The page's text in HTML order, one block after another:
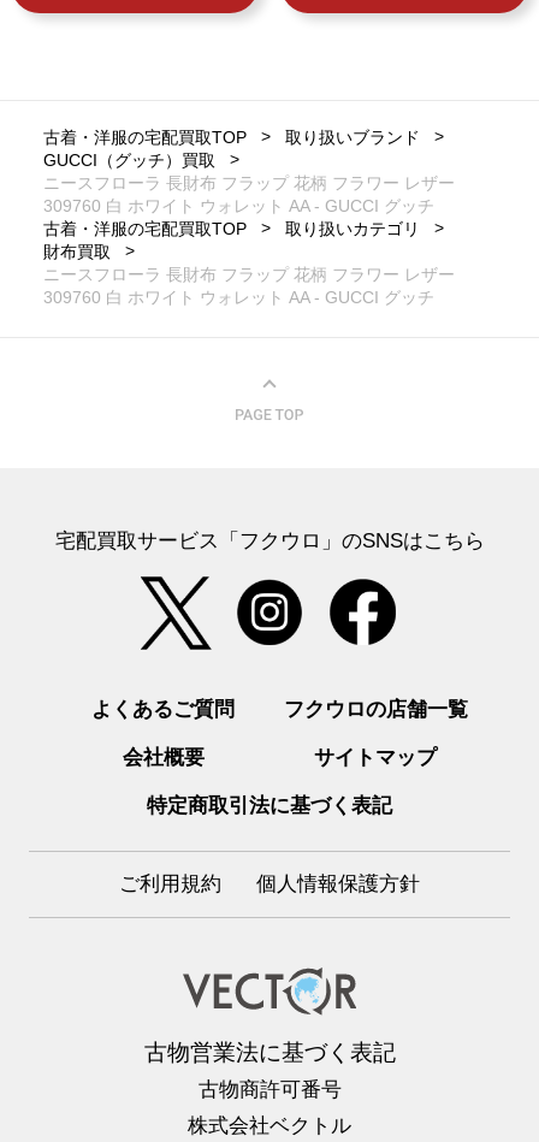
古着・洋服の宅配買取TOP
取り扱いブランド
GUCCI（グッチ）買取
ニースフローラ 長財布 フラップ 花柄 フラワー レザー
309760 白 ホワイト ウォレット AA - GUCCI グッチ
古着・洋服の宅配買取TOP
取り扱いカテゴリ
財布買取
ニースフローラ 長財布 フラップ 花柄 フラワー レザー
309760 白 ホワイト ウォレット AA - GUCCI グッチ
宅配買取サービス「フクウロ」のSNSはこちら
よくあるご質問 フクウロの店舗一覧
会社概要 サイトマップ
特定商取引法に基づく表記
ご利用規約 個人情報保護方針
古物営業法に基づく表記
古物商許可番号
株式会社ベクトル